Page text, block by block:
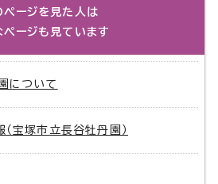
ページを見た人は
ページも見ています
について
宝塚市立長谷牡丹園）